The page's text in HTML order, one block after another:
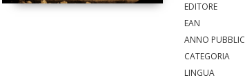
EDITORE
EAN
ANNO
CATEGORIA
LINGUA